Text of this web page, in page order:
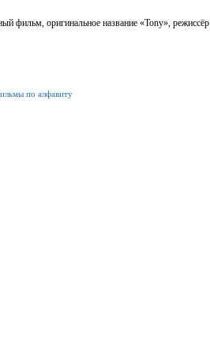
фильм, оригинальное название «Tony», режиссёр
по алфавиту